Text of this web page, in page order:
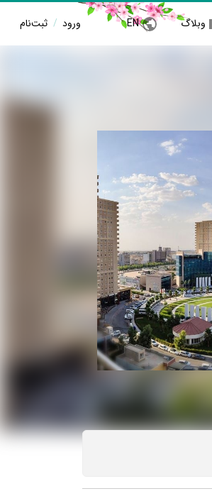
وبلاگ EN ورود / ثبت‌نام